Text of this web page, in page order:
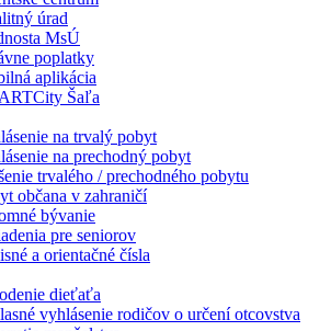
úrad
MsÚ
poplatky
aplikácia
Šaľa
na trvalý pobyt
na prechodný pobyt
trvalého / prechodného pobytu
občana v zahraničí
bývanie
pre seniorov
a orientačné čísla
dieťaťa
vyhlásenie rodičov o určení otcovstva